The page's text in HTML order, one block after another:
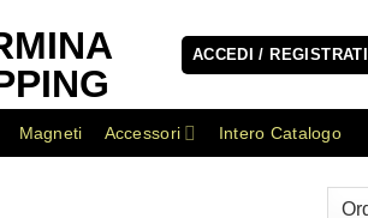
ACCEDI / REGISTRATI
Magneti Accessori Intero Catalogo